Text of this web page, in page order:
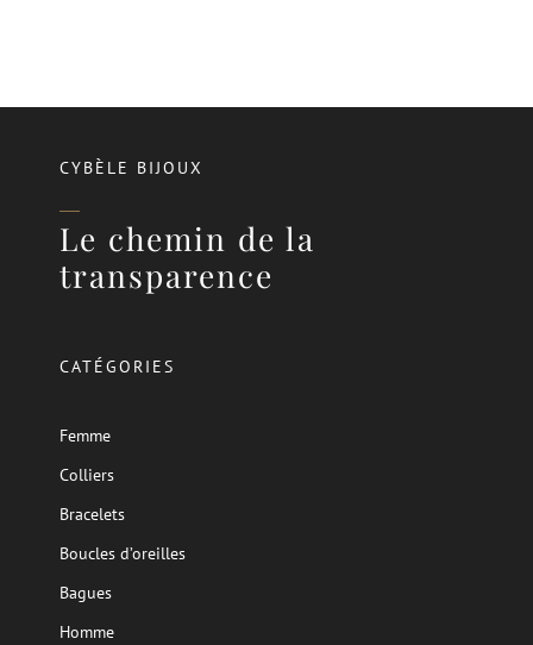
CYBÈLE BIJOUX
Le chemin de la
transparence
CATÉGORIES
Femme
Colliers
Bracelets
Boucles d’oreilles
Bagues
Homme